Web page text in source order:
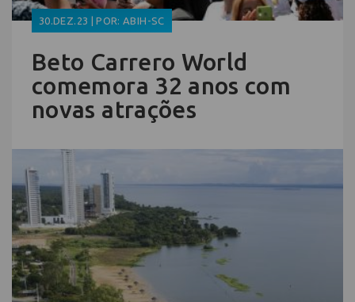
30.DEZ.23 | POR: ABIH-SC
Beto Carrero World
comemora 32 anos com
novas atrações